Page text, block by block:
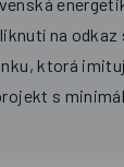
na
ktorá
s